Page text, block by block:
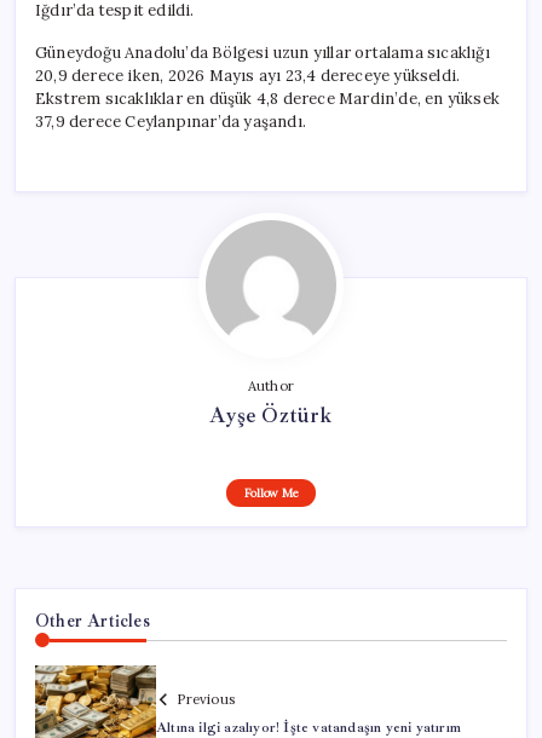
Iğdır’da tespit edildi.
Güneydoğu Anadolu’da Bölgesi uzun yıllar ortalama sıcaklığı
20,9 derece iken, 2026 Mayıs ayı 23,4 dereceye yükseldi.
Ekstrem sıcaklıklar en düşük 4,8 derece Mardin’de, en yüksek
37,9 derece Ceylanpınar’da yaşandı.
Author
Ayşe Öztürk
Follow Me
Other Articles
Previous
Altına ilgi azalıyor! İşte vatandaşın yeni yatırım